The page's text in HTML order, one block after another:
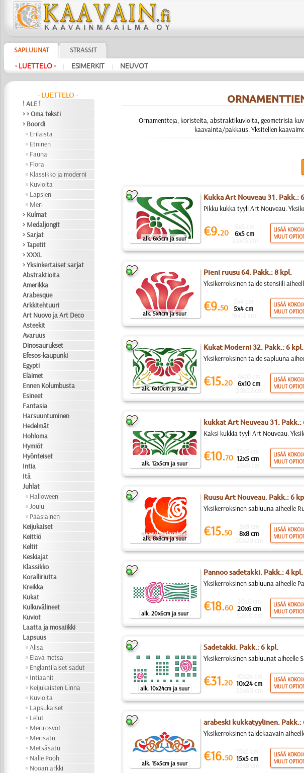
SAPLUUNAT STRASSIT
- LUETTELO - | ESIMERKIT | NEUVOT |
- LUETTELO -
! ALE !
> > Oma teksti
> Boordi
Erilaista
Etninen
Fauna
Flora
Klassikko ja moderni
Kuvioita
Lapsien
Meri
> Kulmat
> Medaljongit
> Sarjat
> Tapetit
> XXXL
> Yksinkertaiset sarjat
Abstraktioita
Amerikka
Arabesque
Arkkitehtuuri
Art Nuovo ja Art Deco
Asteekit
Avaruus
Dinosaurukset
Efesos-kaupunki
Egypti
Eläimet
Ennen Kolumbusta
Esineet
Fantasia
Harsuuntuminen
Hedelmät
Hohloma
Hymiöt
Hyönteiset
Intia
Itä
Juhlat
Halloween
Joulu
Pääsiäinen
Keijukaiset
Keittiö
Keltit
Keskiajat
Klassikko
Koralliriutta
Kreikka
Kukat
Kulkuvälineet
Kuviot
Laatta ja mosaiikki
Lapsuus
Alisa
Elävä metsä
Englantilaiset sadut
Intiaanit
Keijukaisten Linna
Kuvioita
Lapsukaiset
Lelut
Merirosvot
Merisatu
Metsäsatu
Nalle Pooh
Nooan arkki
Ornamentteja, koristeita, abstraktikuvioita, geometrisiä
kaavainta/pakkaus. Yksitellen
alk. 6x5cm ja suur
Kukka Art Nouveau 31. Pakk.:
Pikku kukka tyyli Art Nouveau.
€9.20 6x5 cm
LISÄÄ
MUUT
alk. 5x4cm ja suur
Pieni ruusu 64. Pakk.: 8 kpl.
Yksikerroksinen taide stensiili
€9.50 5x4 cm
LISÄÄ
MUUT
alk. 6x10cm ja suur
Kukat Moderni 32. Pakk.: 6 kpl.
Yksikerroksinen taide sapluuna
€15.20 6x10 cm
LISÄÄ
MUUT
alk. 12x5cm ja suur
kukkat Art Neuveau 31. Pakk.:
Kaksi kukkia tyyli Art Nouveau.
€10.70 12x5 cm
LISÄÄ
MUUT
alk. 8x8cm ja suur
Ruusu Art Nouveau. Pakk.: 6
Yksikerroksinen sabluuna aiheelle
€15.50 8x8 cm
LISÄÄ
MUUT
alk. 20x6cm ja suur
Pannoo sadetakki. Pakk.: 4 kpl.
Yksikerroksinen sabluuna aiheelle
€18.60 20x6 cm
LISÄÄ
MUUT
alk. 10x24cm ja suur
Sadetakki. Pakk.: 6 kpl.
Yksikerroksinen sabluunat aiheelle
€31.20 10x24 cm
LISÄÄ
MUUT
alk. 15x5cm ja suur
arabeski kukkatyylinen. Pakk.:
Yksikerroksinen taidekaavain
€16.50 15x5 cm
LISÄÄ
MUUT